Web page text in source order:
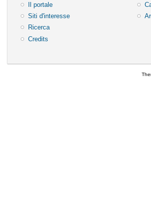
Il portale
Siti d'interesse
Ricerca
Credits